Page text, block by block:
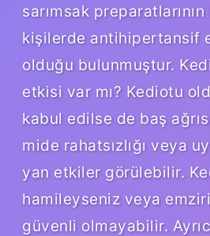
sarımsak
kişilerde antihipertansif
olduğu bulunmuştur.
etkisi var mı? Kediotu
kabul edilse de baş
mide rahatsızlığı veya
yan etkiler görülebilir.
hamileyseniz veya
güvenli olmayabilir.